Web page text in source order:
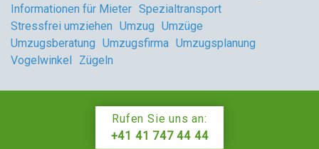
Informationen für Mieter Spezialtransport
Stressfrei umziehen Umzug Umzüge
Umzugsberatung Umzugsfirma Umzugsplanung
Vogelwinkel
Zügeln
Rufen Sie uns an:
+41 41 747 44 44